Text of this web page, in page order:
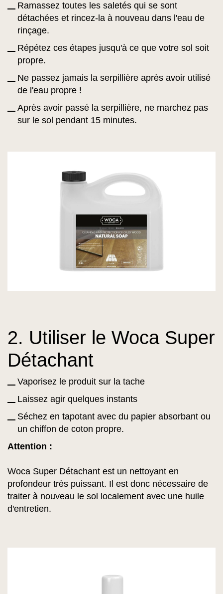
Ramassez toutes les saletés qui se sont
détachées et rincez-la à nouveau dans l'eau de
rinçage.
Répétez ces étapes jusqu'à ce que votre sol soit
propre.
Ne passez jamais la serpillière après avoir utilisé
de l'eau propre !
Après avoir passé la serpillière, ne marchez pas
sur le sol pendant 15 minutes.
2. Utiliser le Woca Super
Détachant
Vaporisez le produit sur la tache
Laissez agir quelques instants
Séchez en tapotant avec du papier absorbant ou
un chiffon de coton propre.
Attention :
Woca Super Détachant est un nettoyant en
profondeur très puissant. Il est donc nécessaire de
traiter à nouveau le sol localement avec une huile
d'entretien.